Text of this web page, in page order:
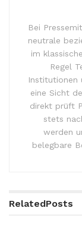
Bei
neutrale
im
Regel
Institutionen
eine Sicht
direkt prüft
stets
werden
belegbare
RelatedPosts